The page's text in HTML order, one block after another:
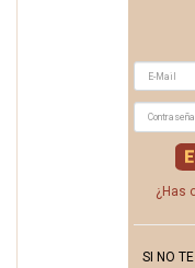
¿Has
SI NO